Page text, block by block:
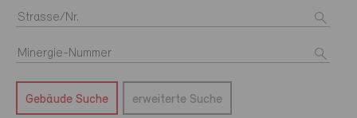
Gebäude Suche erweiterte Suche